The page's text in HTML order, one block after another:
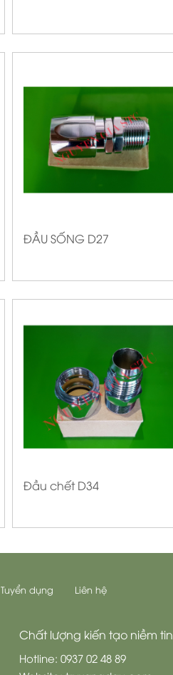
ĐẦU SỐNG D27
Đầu chết D34
Tuyển dụng Liên hệ
Chất lượng kiến tạo niềm tin
Hotline: 0937 02 48 89